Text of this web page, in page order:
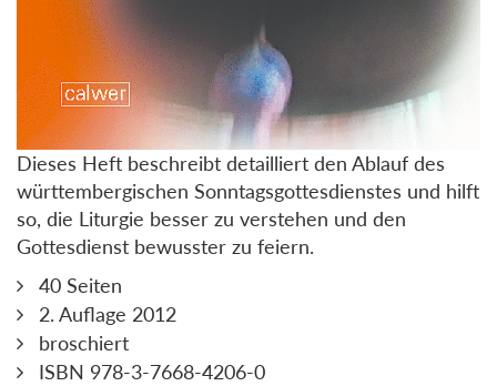
Dieses Heft beschreibt detailliert den Ablauf des
württembergischen Sonntagsgottesdienstes und hilft
so, die Liturgie besser zu verstehen und den
Gottesdienst bewusster zu feiern.
40 Seiten
2. Auflage 2012
broschiert
ISBN 978-3-7668-4206-0